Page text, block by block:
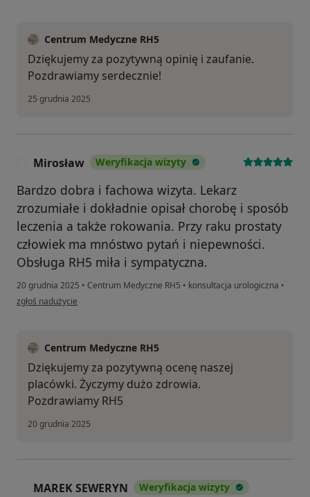
Centrum Medyczne RH5
Dziękujemy za pozytywną opinię i zaufanie.
Pozdrawiamy serdecznie!
25 grudnia 2025
Mirosław Weryfikacja wizyty
Bardzo dobra i fachowa wizyta. Lekarz
zrozumiałe i dokładnie opisał chorobę i sposób
leczenia a także rokowania. Przy raku prostaty
człowiek ma mnóstwo pytań i niepewności.
Obsługa RH5 miła i sympatyczna.
20 grudnia 2025 • Centrum Medyczne RH5 • konsultacja urologiczna •
w opinii użytkownika Mirosław
zgłoś nadużycie
Centrum Medyczne RH5
Dziękujemy za pozytywną ocenę naszej
placówki. Życzymy dużo zdrowia.
Pozdrawiamy RH5
20 grudnia 2025
MAREK SEWERYN Weryfikacja wizyty